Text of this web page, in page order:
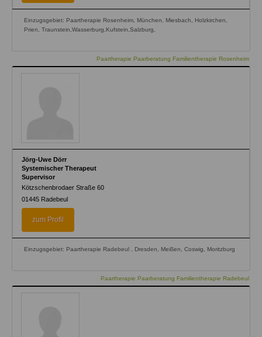
Einzugsgebiet: Paartherapie Rosenheim, München, Miesbach, Holzkirchen,
Prien, Traunstein,Wasserburg,Kufstein,Salzburg,
Paartherapie Paarberatung Familientherapie Rosenheim
Jörg-Uwe Dörr
Systemischer Therapeut
Supervisor
Kötzschenbrodaer Straße 60
01445 Radebeul
zum Profil
Einzugsgebiet: Paartherapie Radebeul , Dresden, Meißen, Coswig, Moritzburg
Paartherapie Paarberatung Familientherapie Radebeul